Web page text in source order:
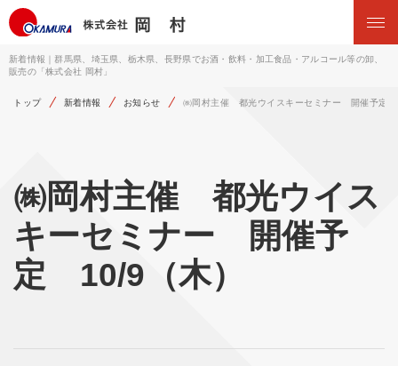
新着情報｜群馬県、埼玉県、栃木県、長野県でお酒・飲料・加工食品・アルコール等の卸、
販売の「株式会社 岡村」
トップ 新着情報 お知らせ ㈱岡村主催 都光ウイスキーセミナー 開催予定
㈱岡村主催 都光ウイス
キーセミナー 開催予
定 10/9（木）